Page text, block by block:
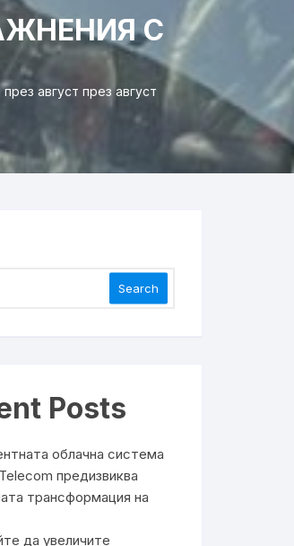
С
август през август
Search
Posts
облачна система
предизвиква
трансформация на
да увеличите